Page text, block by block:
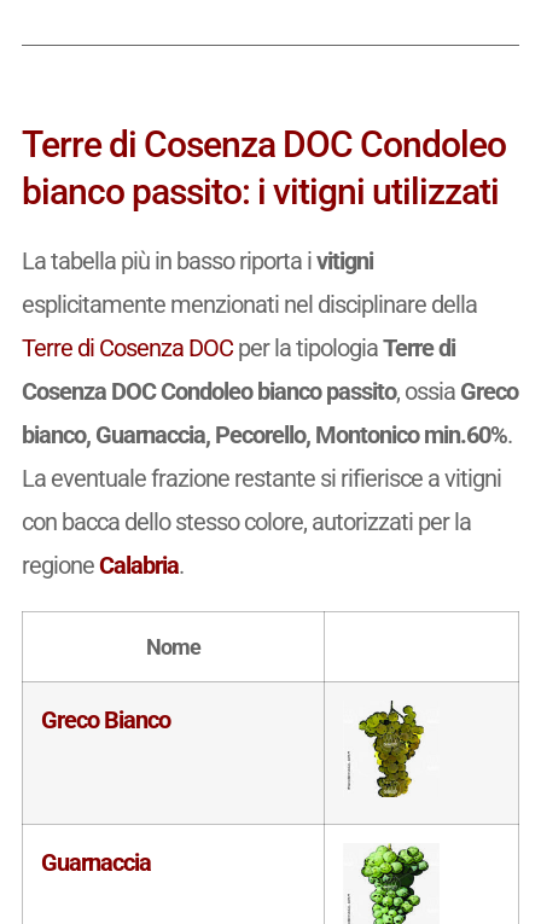
Terre di Cosenza DOC Condoleo
bianco passito: i vitigni utilizzati
La tabella più in basso riporta ivitigni
esplicitamente menzionati nel disciplinare della
Terre di Cosenza DOCper la tipologiaTerre di
Cosenza DOC Condoleo bianco passito, ossia Greco
bianco, Guarnaccia, Pecorello, Montonico min.60%.
La eventuale frazione restante si rifierisce a vitigni
con bacca dello stesso colore, autorizzati per la
regioneCalabria.
Nome
Greco Bianco
Guarnaccia